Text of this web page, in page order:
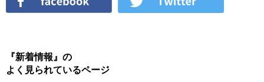
『新着情報』の
よく見られているページ